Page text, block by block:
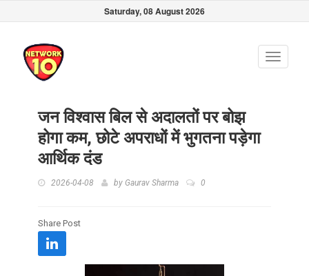
Saturday, 08 August 2026
Toggle
जन विश्वास बिल से अदालतों पर बोझ
होगा कम, छोटे अपराधों में भुगतना पड़ेगा
आर्थिक दंड
2026-04-08 by Gaurav Sharma 0
Share Post